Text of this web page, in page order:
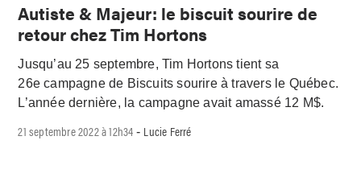
Autiste & Majeur: le biscuit sourire de
retour chez Tim Hortons
Jusqu’au 25 septembre, Tim Hortons tient sa
26e campagne de Biscuits sourire à travers le Québec.
L’année dernière, la campagne avait amassé 12 M$.
21 septembre 2022 à 12h34 - Lucie Ferré